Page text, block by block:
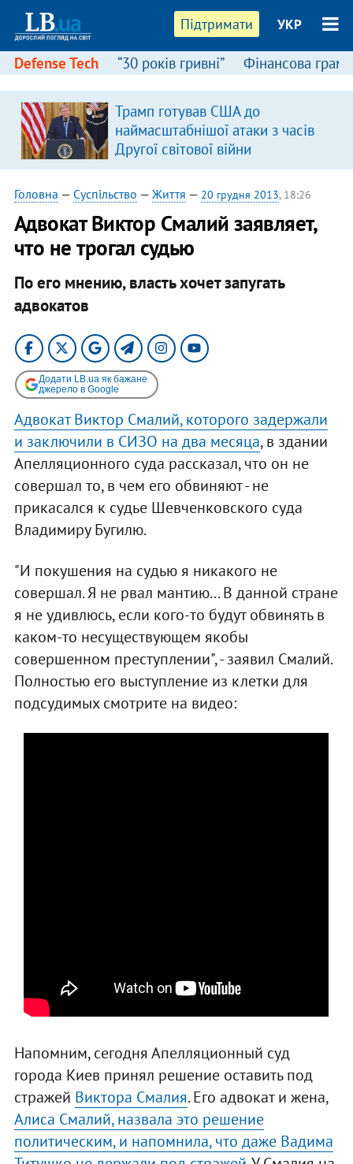
Підтримати УКР
Defense Tech “30 років гривні” Фінансова
Трамп готував США до
наймасштабнішої атаки з часів
Другої світової війни
Головна — Суспільство — Життя — 20 грудня 2013, 18:26
Адвокат Виктор Смалий заявляет,
что не трогал судью
По его мнению, власть хочет запугать
адвокатов
Додати LB.ua як бажане
джерело в Google
Адвокат Виктор Смалий, которого задержали
и заключили в СИЗО на два месяца, в здании
Апелляционного суда рассказал, что он не
совершал то, в чем его обвиняют - не
прикасался к судье Шевченковского суда
Владимиру Бугилю.
"И покушения на судью я никакого не
совершал. Я не рвал мантию... В данной стране
я не удивлюсь, если кого-то будут обвинять в
каком-то несуществующем якобы
совершенном преступлении", - заявил Смалий.
Полностью его выступление из клетки для
подсудимых смотрите на видео:
Напомним, сегодня Апелляционный суд
города Киев принял решение оставить под
стражей Виктора Смалия. Его адвокат и жена,
Алиса Смалий, назвала это решение
политическим, и напомнила, что даже Вадима